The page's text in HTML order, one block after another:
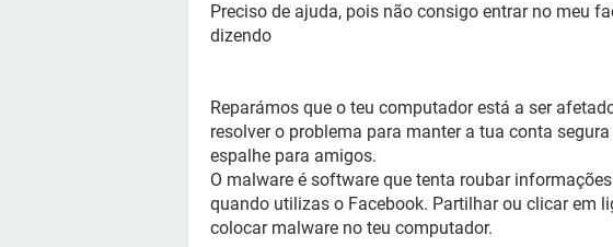
Preciso de ajuda, pois não consigo entrar no meu
dizendo
Reparámos que o teu computador está a ser
resolver o problema para manter a tua conta
espalhe para amigos.
O malware é software que tenta roubar
quando utilizas o Facebook. Partilhar ou clicar em
colocar malware no teu computador.